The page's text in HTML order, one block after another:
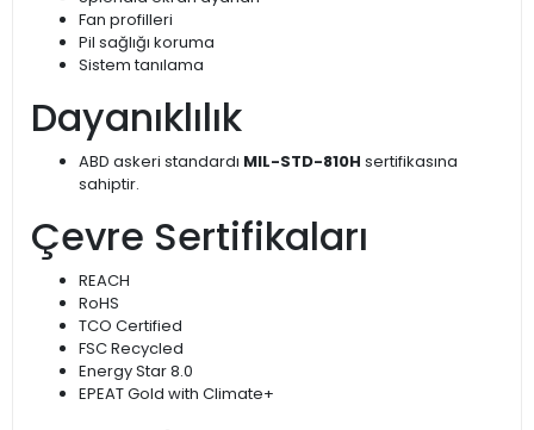
Fan profilleri
Pil sağlığı koruma
Sistem tanılama
Dayanıklılık
ABD askeri standardı MIL-STD-810H sertifikasına
sahiptir.
Çevre Sertifikaları
REACH
RoHS
TCO Certified
FSC Recycled
Energy Star 8.0
EPEAT Gold with Climate+